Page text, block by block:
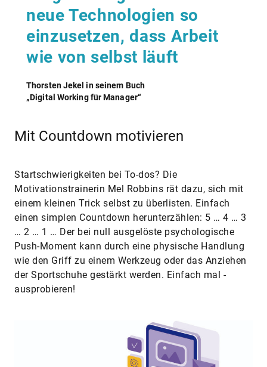
neue Technologien so
einzusetzen, dass Arbeit
wie von selbst läuft
Thorsten Jekel in seinem Buch
„Digital Working für Manager“
Mit Countdown motivieren
Startschwierigkeiten bei To-dos? Die
Motivationstrainerin Mel Robbins rät dazu, sich mit
einem kleinen Trick selbst zu überlisten. Einfach
einen simplen Countdown herunterzählen: 5 … 4 … 3
… 2 … 1 … Der bei null ausgelöste psychologische
Push-Moment kann durch eine physische Handlung
wie den Griff zu einem Werkzeug oder das Anziehen
der Sportschuhe gestärkt werden. Einfach mal ­
ausprobieren!